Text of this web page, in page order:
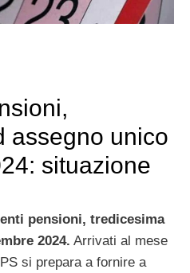
assegno unico
situazione
pensioni, tredicesima
2024. Arrivati al mese
si prepara a fornire a